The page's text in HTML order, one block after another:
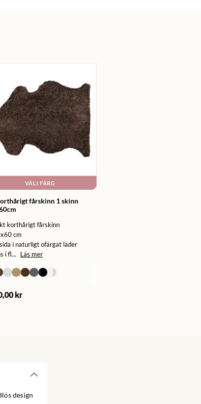
VÄLJ FÄRG
fårskinn 1 skinn
korthårigt fårskinn
cm
i naturligt ofärgat läder
i fl...
Läs mer
kr
design